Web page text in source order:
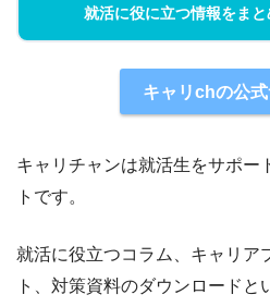
就活に役に立つ情報をま
キャリchの公
キャリチャンは就活生をサポー
トです。
就活に役立つコラム、キャリア
ト、対策資料のダウンロード